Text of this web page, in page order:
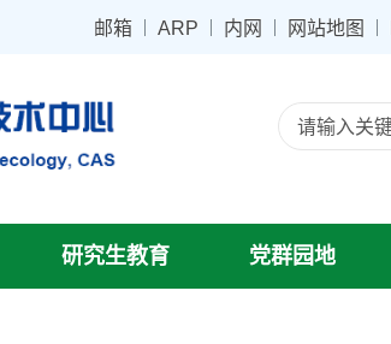
邮箱 ARP 内网 网站地图
研究生教育 党群园地